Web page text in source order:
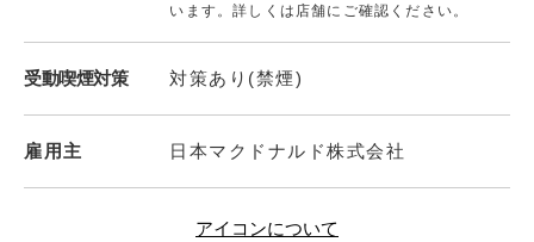
います。詳しくは店舗にご確認ください。
受動喫煙対策 対策あり(禁煙)
雇用主 日本マクドナルド株式会社
アイコンについて